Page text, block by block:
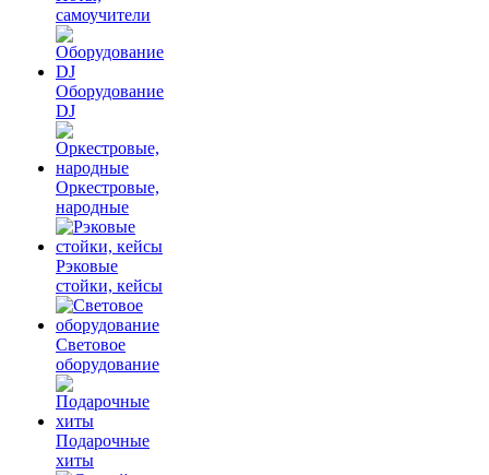
самоучители
Оборудование
DJ
Оркестровые,
народные
Рэковые
стойки, кейсы
Световое
оборудование
Подарочные
хиты